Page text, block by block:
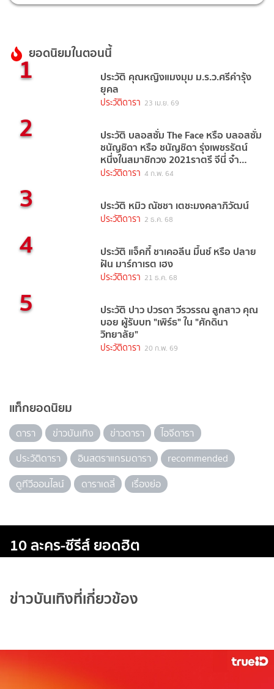
ยอดนิยมในตอนนี้
1 ประวัติ คุณหญิงแมงมุม ม.ร.ว.ศรีคำรุ้ง
ยุคล
ประวัติดารา 23 เม.ย. 69
2 ประวัติ บลอสซั่ม The Face หรือ บลอสซั่ม
ชนัญชิดา หรือ ชนัญชิดา รุ่งเพชรรัตน์
หนึ่งในสมาชิกวง 2021ราตรี จีนี่ จ๋า
(2021)
ประวัติดารา 4 ก.พ. 64
3 ประวัติ หมิว ณัชชา เตชะมงคลาภิวัฒน์
ประวัติดารา 2 ธ.ค. 68
4 ประวัติ แจ็คกี้ ชาเคอลีน มึ้นช์ หรือ ปลาย
ฝัน มาร์กาเรต เฮง
ประวัติดารา 21 ธ.ค. 68
5 ประวัติ ปาว ปวรดา วีรวรรณ ลูกสาว คุณ
บอย ผู้รับบท "เพิร์ธ" ใน "ศักดินา
วิทยาลัย"
ประวัติดารา 20 ก.พ. 69
แท็กยอดนิยม
ดารา ข่าวบันเทิง ข่าวดารา
ไอจีดารา
ประวัติดารา
อินสตราแกรมดารา
recommended
ดูทีวีออนไลน์
ดาราเดลี่ เรื่องย่อ
10 ละคร-ซีรีส์ ยอดฮิต
ข่าวบันเทิงที่เกี่ยวข้อง